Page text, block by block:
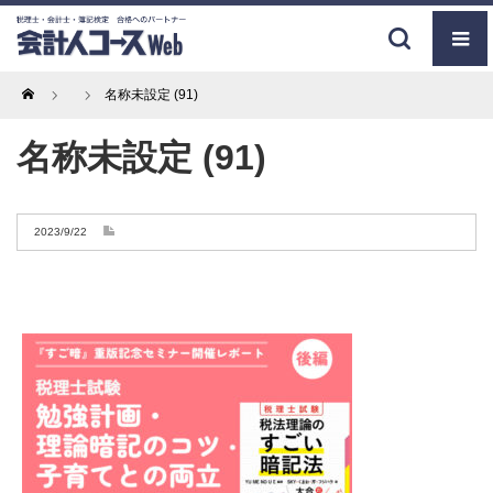
Home 名称未設定 (91)
名称未設定 (91)
2023/9/22